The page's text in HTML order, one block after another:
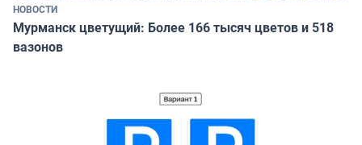
НОВОСТИ
Мурманск цветущий: Более 166 тысяч цветов и 518
вазонов